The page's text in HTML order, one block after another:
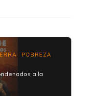
POBREZA
a la